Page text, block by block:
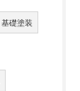
基礎塗装